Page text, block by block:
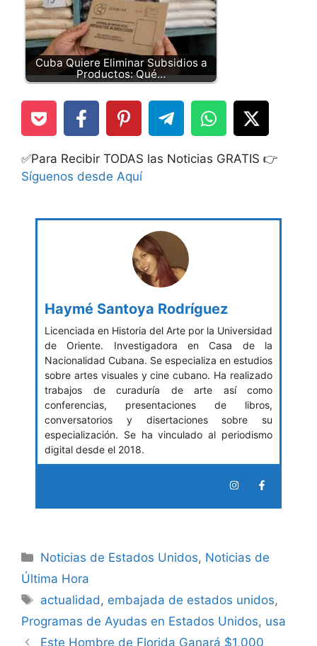
Cuba Quiere Eliminar Subsidios a
Productos: Qué…
✅Para Recibir TODAS las Noticias GRATIS 👉
Síguenos desde Aquí
Haymé Santoya Rodríguez
Licenciada en Historia del Arte por la Universidad
de Oriente. Investigadora en Casa de la
Nacionalidad Cubana. Se especializa en estudios
sobre artes visuales y cine cubano. Ha realizado
trabajos de curaduría de arte así como
conferencias, presentaciones de libros,
conversatorios y disertaciones sobre su
especialización. Se ha vinculado al periodismo
digital desde el 2018.
Categories
Noticias de Estados Unidos, Noticias de
Última Hora
Tags
actualidad , embajada de estados unidos,
Programas de Ayudas en Estados Unidos, usa
Este Hombre de Florida Ganará $1,000